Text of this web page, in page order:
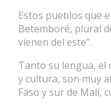
Estos pueblos que
Betemboré, plural
vienen del este”.
Tanto su lengua, el
y cultura, son muy
Faso y sur de Malí,